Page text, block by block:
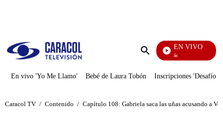
Enviar
EN VIVO
También Caerás
En vivo 'Yo Me Llamo' Bebé de Laura Tobón Inscripciones 'Desafío'
Caracol TV / Contenido / Capítulo 108: Gabriela saca las uñas acusando a